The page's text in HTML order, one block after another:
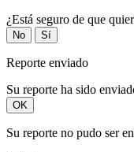
¿Está seguro de que
No Sí
Reporte enviado
Su reporte ha sido
OK
Su reporte no pudo ser